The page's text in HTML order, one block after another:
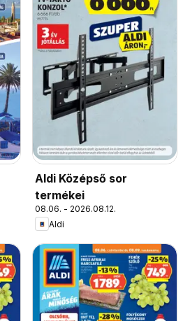
Aldi Középső sor
termékei
08.06. - 2026.08.12.
Aldi